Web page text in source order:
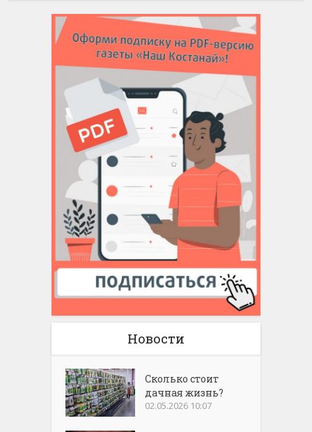
Новости
Сколько стоит
дачная жизнь?
02.05.2026 10:07